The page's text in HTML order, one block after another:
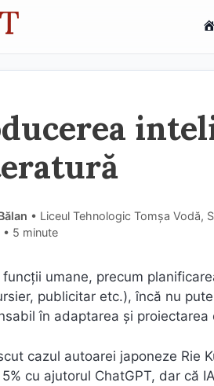
• Liceul Tehnologic Tomșa Vodă,
• 5 minute
funcții umane, precum
publicitar etc.), încă nu
în adaptarea și
cazul autoarei japoneze Rie
cu ajutorul ChatGPT, dar că